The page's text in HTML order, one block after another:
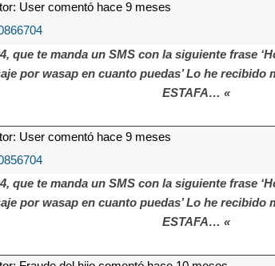
User comentó hace 9 meses
que te manda un SMS con la siguiente frase
por wasap en cuanto puedas’ Lo he recibido
ESTAFA… «
User comentó hace 9 meses
que te manda un SMS con la siguiente frase
por wasap en cuanto puedas’ Lo he recibido
ESTAFA… «